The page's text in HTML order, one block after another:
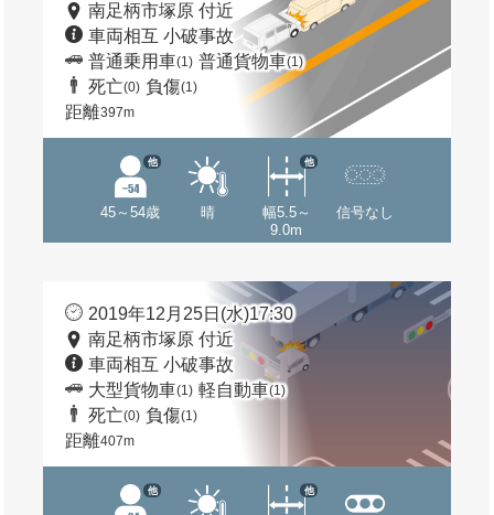
南足柄市塚原 付近
車両相互 小破事故
普通乗用車(1) 普通貨物車(1)
死亡(0) 負傷(1)
距離397m
45～54歳
他
晴
幅5.5～
9.0m
他
信号なし
2019年12月25日(水)17:30
南足柄市塚原 付近
車両相互 小破事故
大型貨物車(1) 軽自動車(1)
死亡(0) 負傷(1)
距離407m
他 他